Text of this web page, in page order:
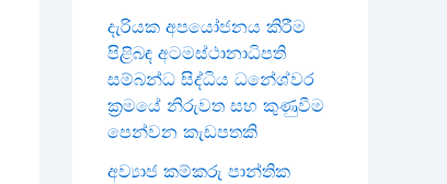
දැරියක අපයෝජනය කිරීම
පිළිබඳ අටමස්ථානාධිපති
සම්බන්ධ සිද්ධිය ධනේශ්වර
ක්‍රමයේ නිරුවත සහ කුණුවීම
පෙන්වන කැඩපතකි
අව්‍යාජ කම්කරු පාන්තික